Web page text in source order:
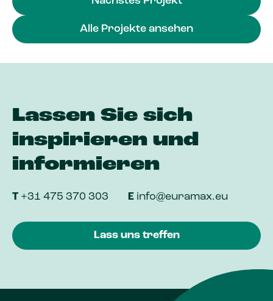
Alle Projekte ansehen
Lassen Sie sich
inspirieren und
informieren
T +31 475 370 303 E info@euramax.eu
Lass uns treffen